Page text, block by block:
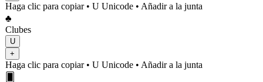
Haga clic para copiar• U Unicode • Añadir a la junta
♣️
Clubes
U
+
Haga clic para copiar• U Unicode • Añadir a la junta